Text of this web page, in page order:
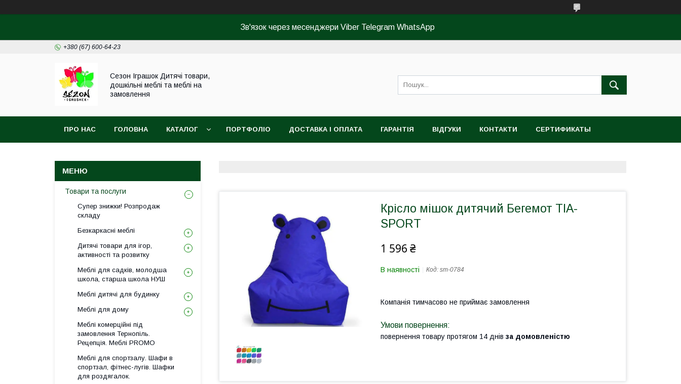
Зв'язок через месенджери Viber Telegram WhatsApp
+380 (67) 600-64-23
Сезон Іграшок Дитячі товари,
дошкільні меблі та меблі на
замовлення
ПРО НАС ГОЛОВНА КАТАЛОГ ПОРТФОЛІО ДОСТАВКА І ОПЛАТА ГАРАНТІЯ ВІДГУКИ КОНТАКТИ СЕРТИФИКАТЫ
Крісло мішок дитячий Бегемот TIA-
SPORT
1 596 ₴
В наявності Код: sm-0784
Компанія тимчасово не приймає замовлення
повернення товару протягом 14 днів за домовленістю
Товари та послуги
Супер знижки! Розпродаж
складу
Безкаркасні меблі
Дитячі товари для ігор,
активності та розвитку
Меблі для садків, молодша
школа, старша школа НУШ
Меблі дитячі для будинку
Меблі для дому
Меблі комерційні під
замовлення Тернопіль.
Рецепція. Меблі PROMO
Меблі для спортзалу. Шафи в
спортзал, фітнес-лугів. Шафки
для роздягалок.